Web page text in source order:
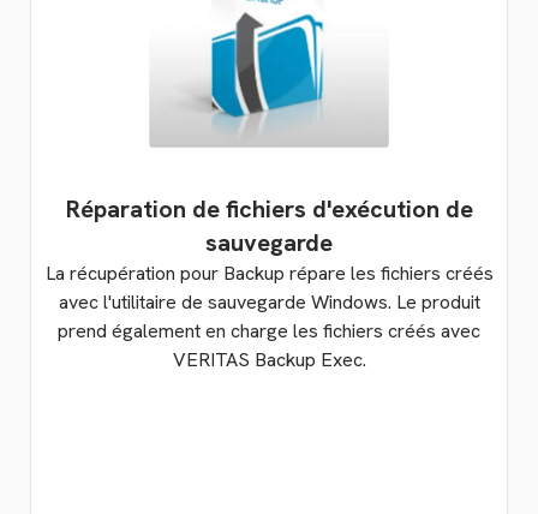
Réparation de fichiers d'exécution de
sauvegarde
La récupération pour Backup répare les fichiers créés
avec l'utilitaire de sauvegarde Windows. Le produit
prend également en charge les fichiers créés avec
VERITAS Backup Exec.